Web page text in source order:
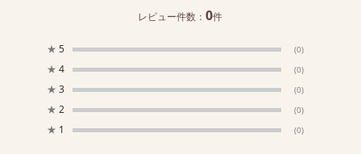
レビュー件数：0件
★ 5 (0)
★ 4 (0)
★ 3 (0)
★ 2 (0)
★ 1 (0)